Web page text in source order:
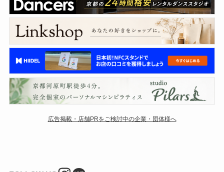
広告掲載・店舗PRをご検討中の企業・団体様へ